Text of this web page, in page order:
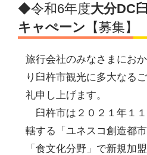
◆令和6年度大分DC
キャぺーン 【募集】
旅行会社のみなさまにお
り臼杵市観光に多大なる
礼申し上げます。
臼杵市は２０２１年１
轄する「ユネスコ創造都
「食文化分野」で新規加